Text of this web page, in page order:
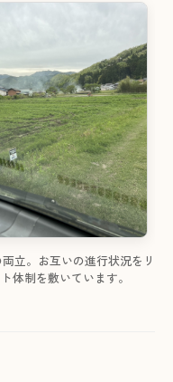
立。お互いの進行状況をリ
体制を敷いています。